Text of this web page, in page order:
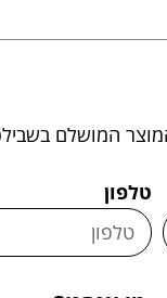
המושלם
טלפון